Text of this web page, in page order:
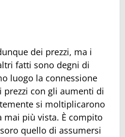
dei prezzi, ma i
fatti sono degni di
luogo la connessione
prezzi con gli aumenti di
si moltiplicarono
mai più vista. È compito
quello di assumersi